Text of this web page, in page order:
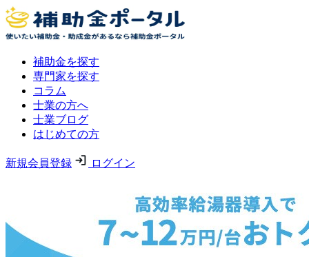
補助金を探す
専門家を探す
コラム
士業の方へ
士業ブログ
はじめての方
新規会員登録 ログイン